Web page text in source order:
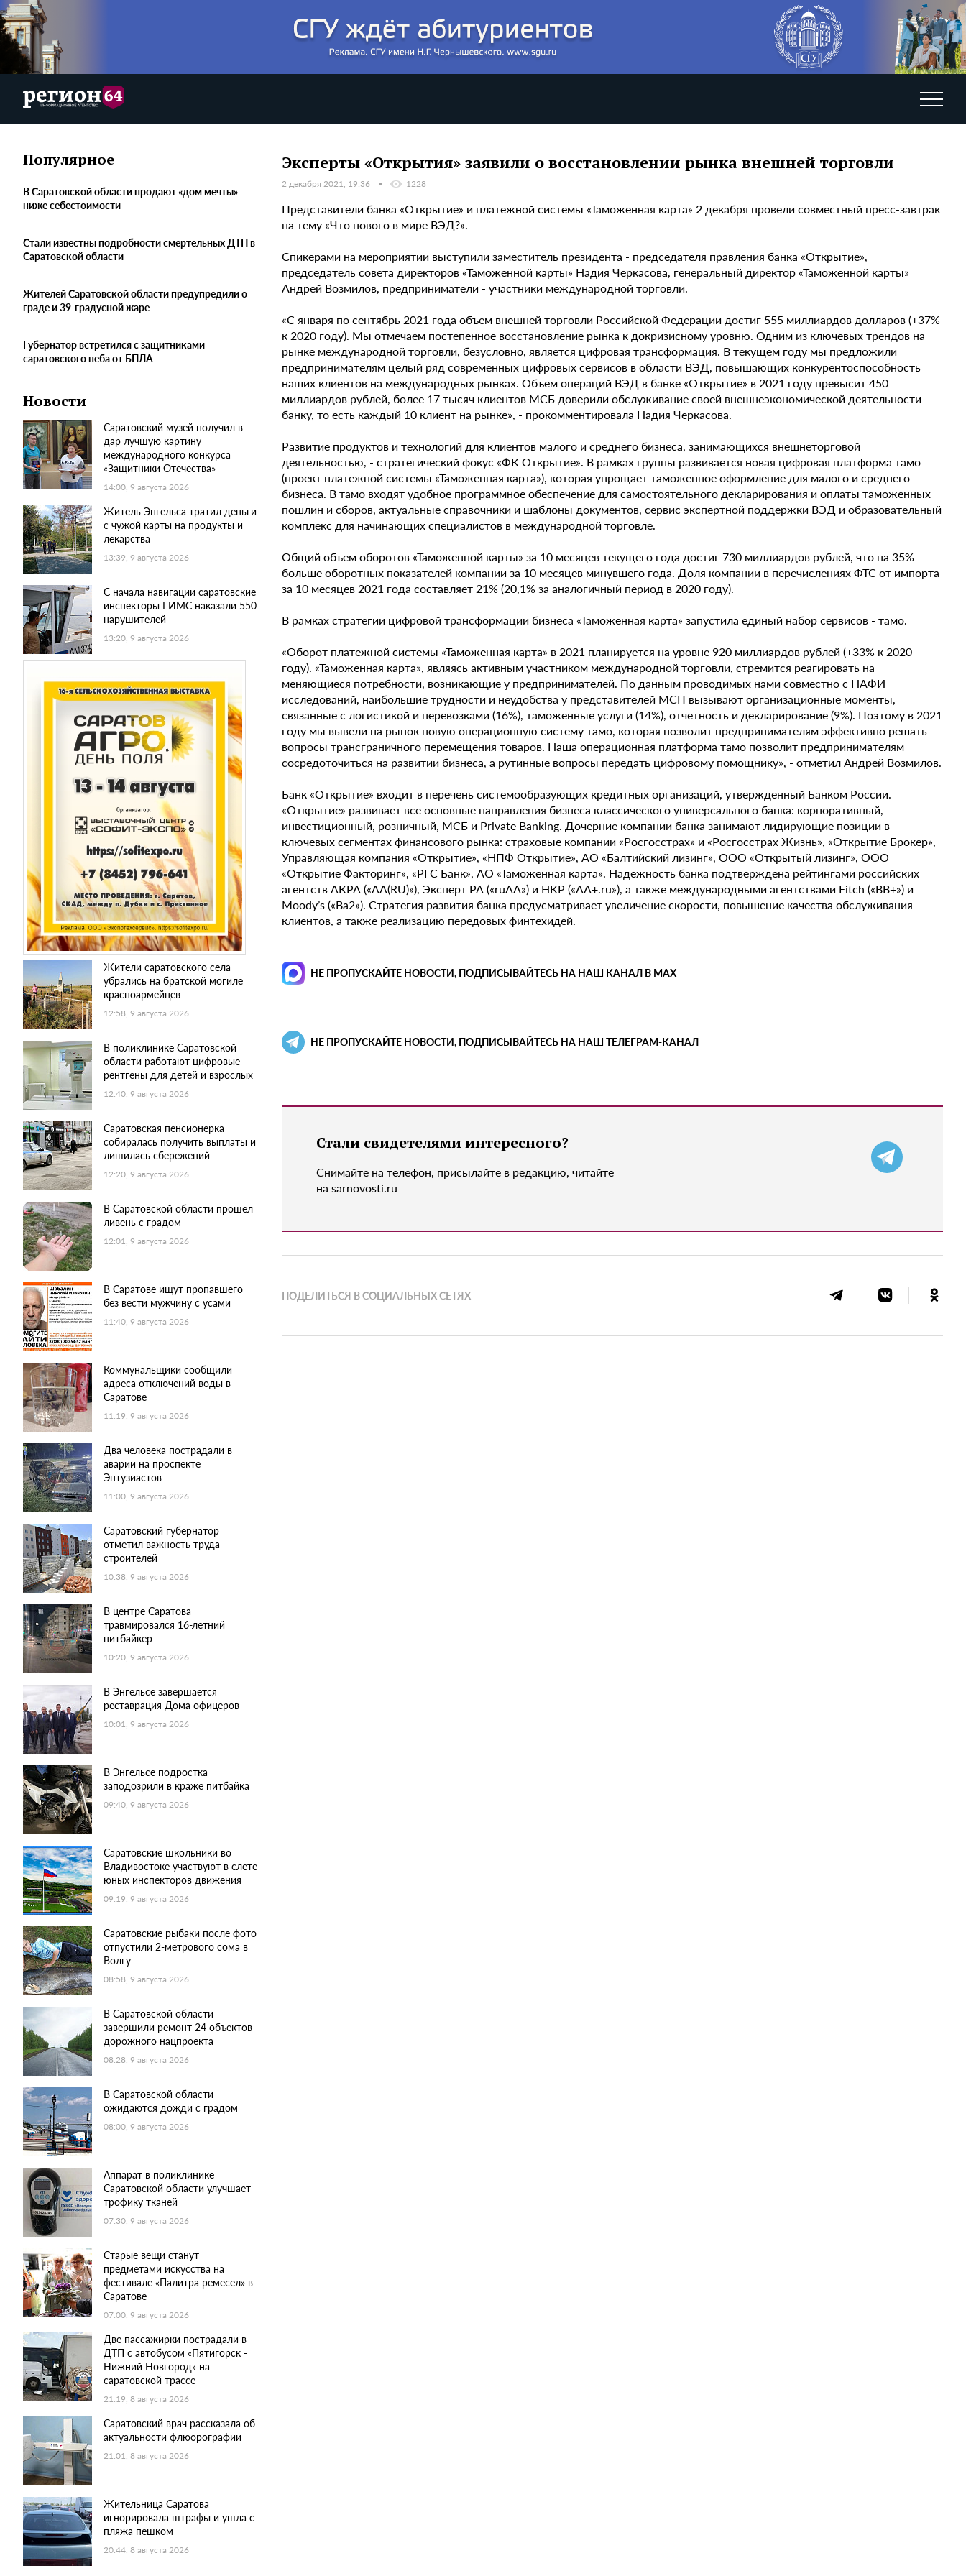
Популярное
В Саратовской области продают «дом мечты»
ниже себестоимости
Стали известны подробности смертельных ДТП в
Саратовской области
Жителей Саратовской области предупредили о
граде и 39-градусной жаре
Губернатор встретился с защитниками
саратовского неба от БПЛА
Новости
Саратовский музей получил в
дар лучшую картину
международного конкурса
«Защитники Отечества»
14:00, 9 августа 2026
Житель Энгельса тратил деньги
с чужой карты на продукты и
лекарства
13:39, 9 августа 2026
С начала навигации саратовские
инспекторы ГИМС наказали 550
нарушителей
13:20, 9 августа 2026
Жители саратовского села
убрались на братской могиле
красноармейцев
12:58, 9 августа 2026
В поликлинике Саратовской
области работают цифровые
рентгены для детей и взрослых
12:40, 9 августа 2026
Саратовская пенсионерка
собиралась получить выплаты и
лишилась сбережений
12:20, 9 августа 2026
В Саратовской области прошел
ливень с градом
12:01, 9 августа 2026
В Саратове ищут пропавшего
без вести мужчину с усами
11:40, 9 августа 2026
Коммунальщики сообщили
адреса отключений воды в
Саратове
11:19, 9 августа 2026
Два человека пострадали в
аварии на проспекте
Энтузиастов
11:00, 9 августа 2026
Саратовский губернатор
отметил важность труда
строителей
10:38, 9 августа 2026
В центре Саратова
травмировался 16-летний
питбайкер
10:20, 9 августа 2026
В Энгельсе завершается
реставрация Дома офицеров
10:01, 9 августа 2026
В Энгельсе подростка
заподозрили в краже питбайка
09:40, 9 августа 2026
Саратовские школьники во
Владивостоке участвуют в слете
юных инспекторов движения
09:19, 9 августа 2026
Саратовские рыбаки после фото
отпустили 2-метрового сома в
Волгу
08:58, 9 августа 2026
В Саратовской области
завершили ремонт 24 объектов
дорожного нацпроекта
08:28, 9 августа 2026
В Саратовской области
ожидаются дожди с градом
08:00, 9 августа 2026
Аппарат в поликлинике
Саратовской области улучшает
трофику тканей
07:30, 9 августа 2026
Старые вещи станут
предметами искусства на
фестивале «Палитра ремесел» в
Саратове
07:00, 9 августа 2026
Две пассажирки пострадали в
ДТП с автобусом «Пятигорск -
Нижний Новгород» на
саратовской трассе
21:19, 8 августа 2026
Саратовский врач рассказала об
актуальности флюорографии
21:01, 8 августа 2026
Жительница Саратова
игнорировала штрафы и ушла с
пляжа пешком
20:44, 8 августа 2026
Эксперты «Открытия» заявили о восстановлении рынка внешней торговли
2 декабря 2021, 19:36 1228
Представители банка «Открытие» и платежной системы «Таможенная карта» 2 декабря провели совместный пресс-завтрак
на тему «Что нового в мире ВЭД?».
Спикерами на мероприятии выступили заместитель президента - председателя правления банка «Открытие»,
председатель совета директоров «Таможенной карты» Надия Черкасова, генеральный директор «Таможенной карты»
Андрей Возмилов, предприниматели - участники международной торговли.
«С января по сентябрь 2021 года объем внешней торговли Российской Федерации достиг 555 миллиардов долларов (+37%
к 2020 году). Мы отмечаем постепенное восстановление рынка к докризисному уровню. Одним из ключевых трендов на
рынке международной торговли, безусловно, является цифровая трансформация. В текущем году мы предложили
предпринимателям целый ряд современных цифровых сервисов в области ВЭД, повышающих конкурентоспособность
наших клиентов на международных рынках. Объем операций ВЭД в банке «Открытие» в 2021 году превысит 450
миллиардов рублей, более 17 тысяч клиентов МСБ доверили обслуживание своей внешнеэкономической деятельности
банку, то есть каждый 10 клиент на рынке», - прокомментировала Надия Черкасова.
Развитие продуктов и технологий для клиентов малого и среднего бизнеса, занимающихся внешнеторговой
деятельностью, - стратегический фокус «ФК Открытие». В рамках группы развивается новая цифровая платформа тамо
(проект платежной системы «Таможенная карта»), которая упрощает таможенное оформление для малого и среднего
бизнеса. В тамо входят удобное программное обеспечение для самостоятельного декларирования и оплаты таможенных
пошлин и сборов, актуальные справочники и шаблоны документов, сервис экспертной поддержки ВЭД и образовательный
комплекс для начинающих специалистов в международной торговле.
Общий объем оборотов «Таможенной карты» за 10 месяцев текущего года достиг 730 миллиардов рублей, что на 35%
больше оборотных показателей компании за 10 месяцев минувшего года. Доля компании в перечислениях ФТС от импорта
за 10 месяцев 2021 года составляет 21% (20,1% за аналогичный период в 2020 году).
В рамках стратегии цифровой трансформации бизнеса «Таможенная карта» запустила единый набор сервисов - тамо.
«Оборот платежной системы «Таможенная карта» в 2021 планируется на уровне 920 миллиардов рублей (+33% к 2020
году). «Таможенная карта», являясь активным участником международной торговли, стремится реагировать на
меняющиеся потребности, возникающие у предпринимателей. По данным проводимых нами совместно с НАФИ
исследований, наибольшие трудности и неудобства у представителей МСП вызывают организационные моменты,
связанные с логистикой и перевозками (16%), таможенные услуги (14%), отчетность и декларирование (9%). Поэтому в 2021
году мы вывели на рынок новую операционную систему тамо, которая позволит предпринимателям эффективно решать
вопросы трансграничного перемещения товаров. Наша операционная платформа тамо позволит предпринимателям
сосредоточиться на развитии бизнеса, а рутинные вопросы передать цифровому помощнику», - отметил Андрей Возмилов.
Банк «Открытие» входит в перечень системообразующих кредитных организаций, утвержденный Банком России.
«Открытие» развивает все основные направления бизнеса классического универсального банка: корпоративный,
инвестиционный, розничный, МСБ и Private Banking. Дочерние компании банка занимают лидирующие позиции в
ключевых сегментах финансового рынка: страховые компании «Росгосстрах» и «Росгосстрах Жизнь», «Открытие Брокер»,
Управляющая компания «Открытие», «НПФ Открытие», АО «Балтийский лизинг», ООО «Открытый лизинг», ООО
«Открытие Факторинг», «РГС Банк», АО «Таможенная карта». Надежность банка подтверждена рейтингами российских
агентств АКРА («АА(RU)»), Эксперт РА («ruAA») и НКР («АA+.ru»), а также международными агентствами Fitch («BB+») и
Moody’s («Ba2»). Стратегия развития банка предусматривает увеличение скорости, повышение качества обслуживания
клиентов, а также реализацию передовых финтехидей.
НЕ ПРОПУСКАЙТЕ НОВОСТИ, ПОДПИСЫВАЙТЕСЬ НА НАШ КАНАЛ В MAX
НЕ ПРОПУСКАЙТЕ НОВОСТИ, ПОДПИСЫВАЙТЕСЬ НА НАШ ТЕЛЕГРАМ-КАНАЛ
Стали свидетелями интересного?
Снимайте на телефон, присылайте в редакцию, читайте
на sarnovosti.ru
ПОДЕЛИТЬСЯ В СОЦИАЛЬНЫХ СЕТЯХ